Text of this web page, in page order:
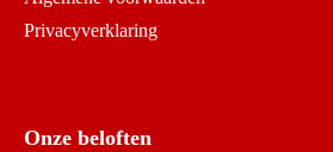
Privacyverklaring
Onze beloften